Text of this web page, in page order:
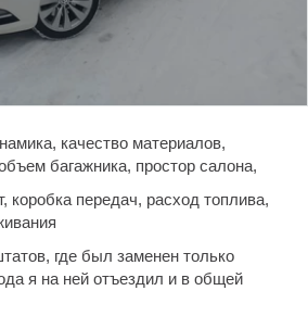
качество материалов,
багажника, простор салона,
коробка передач, расход топлива,
где был заменен только
я на ней отъездил и в общей